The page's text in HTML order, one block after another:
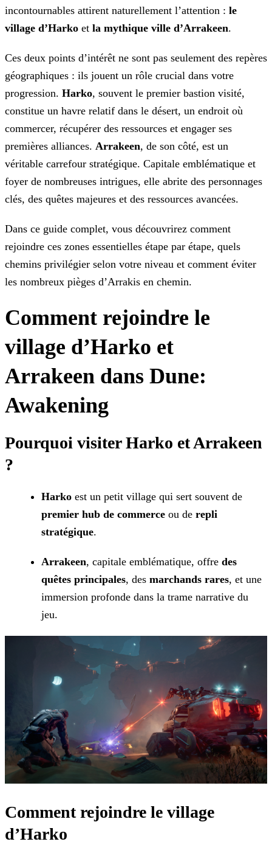
incontournables attirent naturellement l’attention : le
village d’Harko et la mythique ville d’Arrakeen.
Ces deux points d’intérêt ne sont pas seulement des repères
géographiques : ils jouent un rôle crucial dans votre
progression. Harko, souvent le premier bastion visité,
constitue un havre relatif dans le désert, un endroit où
commercer, récupérer des ressources et engager ses
premières alliances. Arrakeen, de son côté, est un
véritable carrefour stratégique. Capitale emblématique et
foyer de nombreuses intrigues, elle abrite des personnages
clés, des quêtes majeures et des ressources avancées.
Dans ce guide complet, vous découvrirez comment
rejoindre ces zones essentielles étape par étape, quels
chemins privilégier selon votre niveau et comment éviter
les nombreux pièges d’Arrakis en chemin.
Comment rejoindre le
village d’Harko et
Arrakeen dans Dune:
Awakening
Pourquoi visiter Harko et Arrakeen
?
Harko est un petit village qui sert souvent de
premier hub de commerce ou de repli
stratégique.
Arrakeen, capitale emblématique, offre des
quêtes principales, des marchands rares, et une
immersion profonde dans la trame narrative du
jeu.
Comment rejoindre le village
d’Harko